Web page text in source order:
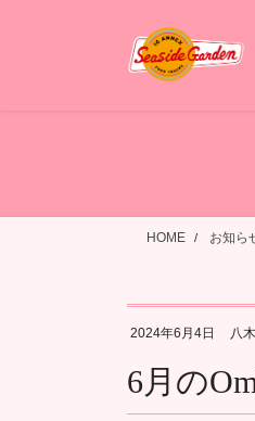
ッ
移
HOME お知ら
2024年6月4日 八
6月の